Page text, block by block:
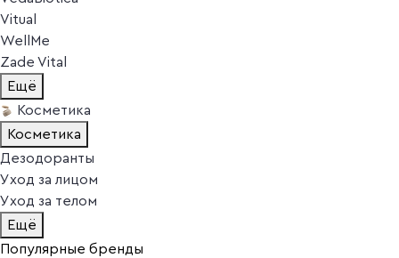
Vitual
WellMe
Zade Vital
Ещё
Косметика
Косметика
Дезодоранты
Уход за лицом
Уход за телом
Ещё
Популярные бренды